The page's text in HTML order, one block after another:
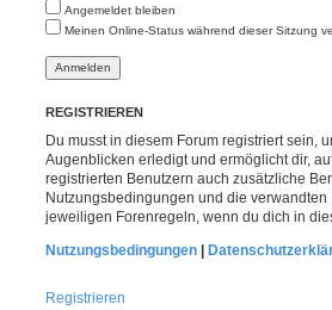
Angemeldet bleiben
Meinen Online-Status während dieser Sitzung
REGISTRIEREN
Du musst in diesem Forum registriert sein,
Augenblicken erledigt und ermöglicht dir,
registrierten Benutzern auch zusätzliche
Nutzungsbedingungen und die
jeweiligen Forenregeln, wenn du dich in
Nutzungsbedingungen |
Registrieren